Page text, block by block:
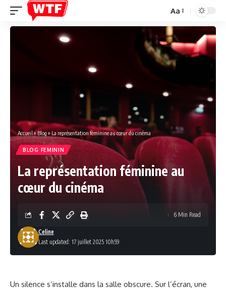
Font
Resizer
Aa
Accueil»Blog » La représentation féminine au cœur du cinéma
BLOG FEMININ
La représentation féminine au
cœur du cinéma
Last updated: 17 juillet 2025 10h59
Celine
6 Min Read
Un silence s’installe dans la salle obscure. Sur l’écran, une